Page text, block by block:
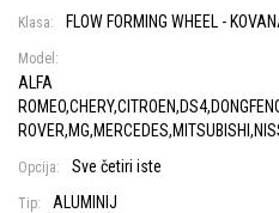
Klasa: FLOW FORMING WHEEL -
Model:
ALFA
Opcija: Sve četiri iste
Tip: ALUMINIJ